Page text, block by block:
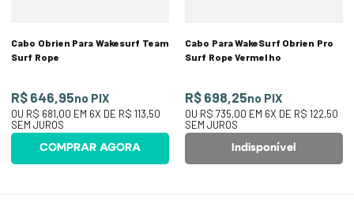
Cabo Obrien Para Wakesurf Team
Surf Rope
R$ 646,95no PIX
OU R$ 681,00 EM 6X DE R$ 113,50
SEM JUROS
COMPRAR AGORA
Cabo Para WakeSurf Obrien Pro
Surf Rope Vermelho
R$ 698,25no PIX
OU R$ 735,00 EM 6X DE R$ 122,50
SEM JUROS
Indisponível